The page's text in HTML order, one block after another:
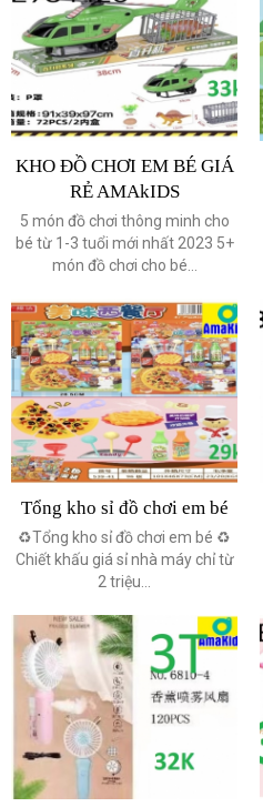
KHO ĐỒ CHƠI EM BÉ GIÁ
RẺ AMAkIDS
5 món đồ chơi thông minh cho
bé từ 1-3 tuổi mới nhất 2023 5+
món đồ chơi cho bé...
Tổng kho sỉ đồ chơi em bé
♻️Tổng kho sỉ đồ chơi em bé ♻️
Chiết khấu giá sỉ nhà máy chỉ từ
2 triệu...